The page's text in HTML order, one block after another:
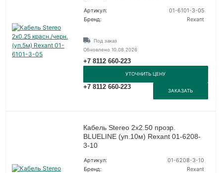
Артикул:
01-6101-3-05
Бренд:
Rexant
Под заказ
Обновлено 10.08.2026
+7 8112 660-223
УТОЧНИТЬ ЦЕНУ
+7 8112 660-223
ЗАКАЗАТЬ
Кабель Stereo 2х2.50 прозр.
BLUELINE (уп.10м) Rexant 01-6208-
3-10
Артикул:
01-6208-3-10
Бренд:
Rexant